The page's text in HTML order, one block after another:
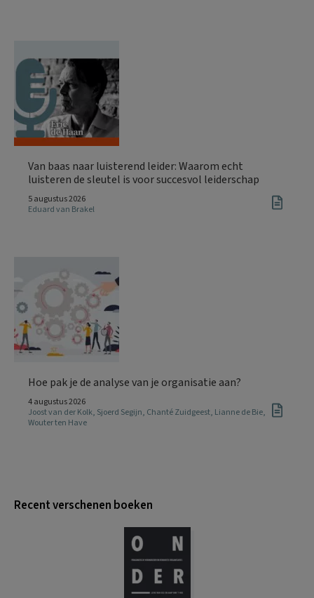
Van baas naar luisterend leider: Waarom echt
luisteren de sleutel is voor succesvol leiderschap
5 augustus 2026
Eduard van Brakel
Hoe pak je de analyse van je organisatie aan?
4 augustus 2026
Joost van der Kolk, Sjoerd Segijn, Chanté Zuidgeest, Lianne de Bie,
Wouter ten Have
Recent verschenen boeken